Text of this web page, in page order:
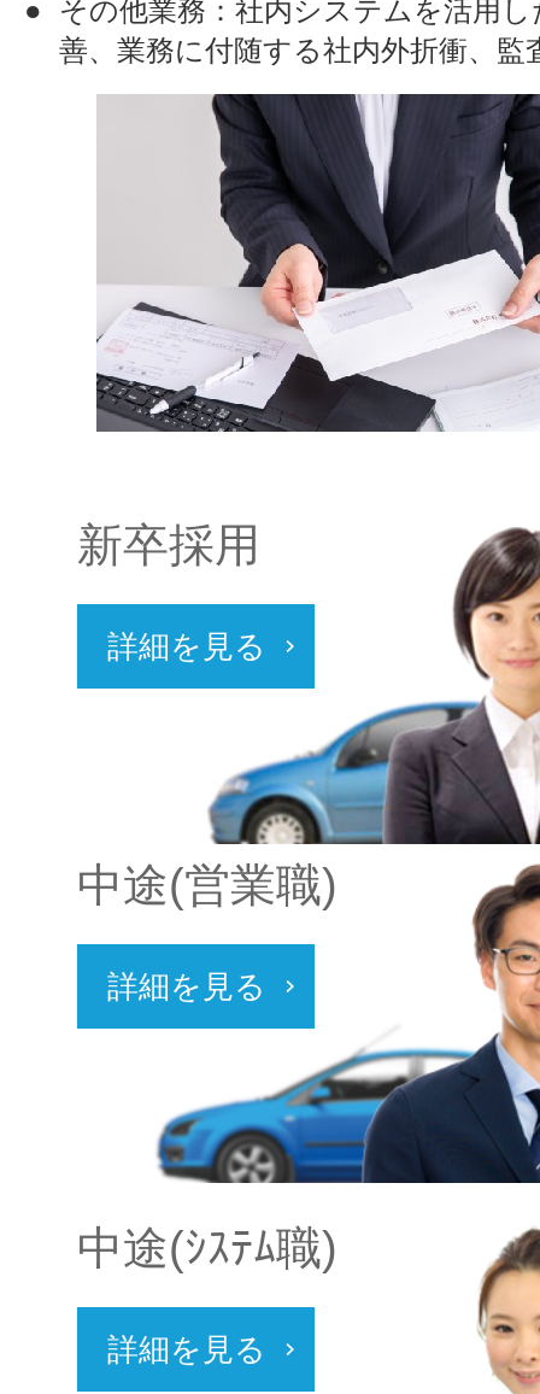
その他業務：社内システムを活用
善、業務に付随する社内外折衝、監
新卒採用
詳細を見る
中途(営業職)
詳細を見る
中途(ｼｽﾃﾑ職)
詳細を見る